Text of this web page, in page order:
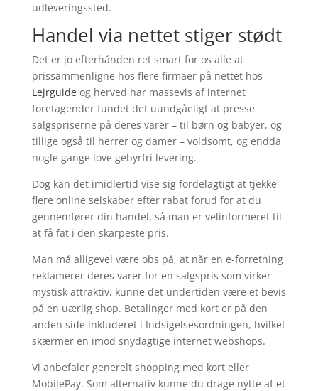
udleveringssted.
Handel via nettet stiger stødt
Det er jo efterhånden ret smart for os alle at
prissammenligne hos flere firmaer på nettet hos
Lejrguideog herved har massevis af internet
foretagender fundet det uundgåeligt at presse
salgspriserne på deres varer – til børn og babyer, og
tillige også til herrer og damer – voldsomt, og endda
nogle gange love gebyrfri levering.
Dog kan det imidlertid vise sig fordelagtigt at tjekke
flere online selskaber efter rabat forud for at du
gennemfører din handel, så man er velinformeret til
at få fat i den skarpeste pris.
Man må alligevel være obs på, at når en e-forretning
reklamerer deres varer for en salgspris som virker
mystisk attraktiv, kunne det undertiden være et bevis
på en uærlig shop. Betalinger med kort er på den
anden side inkluderet i Indsigelsesordningen, hvilket
skærmer en imod snydagtige internet webshops.
Vi anbefaler generelt shopping med kort eller
MobilePay. Som alternativ kunne du drage nytte af et